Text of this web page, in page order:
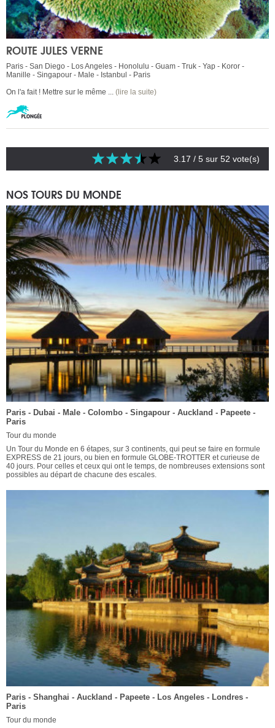
ROUTE JULES VERNE
Paris - San Diego - Los Angeles - Honolulu - Guam - Truk - Yap - Koror -
Manille - Singapour - Male - Istanbul - Paris
On l'a fait ! Mettre sur le même ... (lire la suite)
3.17 / 5 sur 52 vote(s)
NOS TOURS DU MONDE
Paris - Dubai - Male - Colombo - Singapour - Auckland - Papeete -
Paris
Tour du monde
Un Tour du Monde en 6 étapes, sur 3 continents, qui peut se faire en formule
EXPRESS de 21 jours, ou bien en formule GLOBE-TROTTER et curieuse de
40 jours. Pour celles et ceux qui ont le temps, de nombreuses extensions sont
possibles au départ de chacune des escales.
Paris - Shanghai - Auckland - Papeete - Los Angeles - Londres -
Paris
Tour du monde